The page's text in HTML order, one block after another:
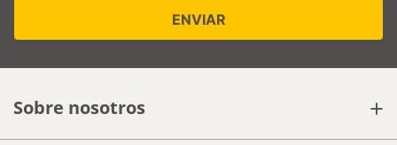
Sobre nosotros +